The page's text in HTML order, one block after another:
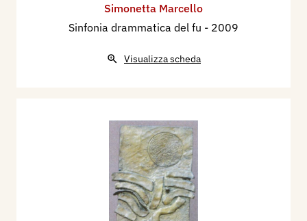
Simonetta Marcello
Sinfonia drammatica del fu - 2009
Visualizza scheda